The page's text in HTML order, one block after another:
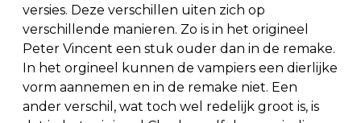
versies. Deze verschillen uiten zich op
verschillende manieren. Zo is in het origineel
Peter Vincent een stuk ouder dan in de remake.
In het orgineel kunnen de vampiers een dierlijke
vorm aannemen en in de remake niet. Een
ander verschil, wat toch wel redelijk groot is, is